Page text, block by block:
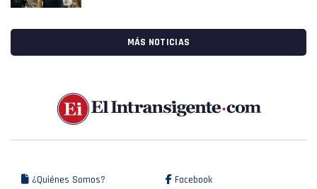
MÁS NOTICIAS
¿Quiénes Somos? Facebook